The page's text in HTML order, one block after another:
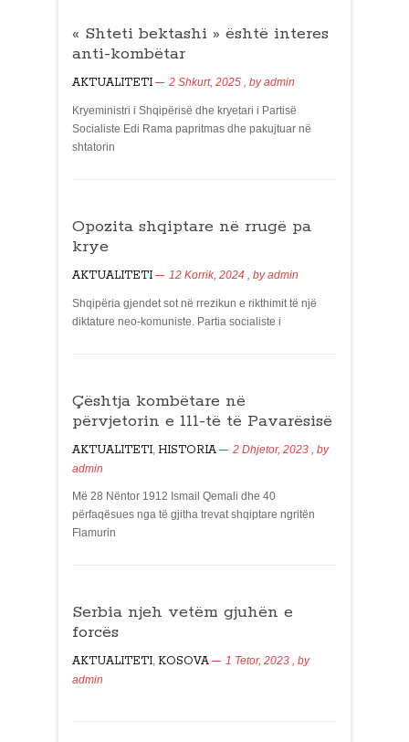
« Shteti bektashi » është interes
anti-kombëtar
AKTUALITETI 2 Shkurt, 2025 , byadmin
Kryeministri i Shqipërisë dhe kryetari i Partisë
Socialiste Edi Rama papritmas dhe pakujtuar në
shtatorin
Opozita shqiptare në rrugë pa
krye
AKTUALITETI 12 Korrik, 2024 , byadmin
Shqipëria gjendet sot në rrezikun e rikthimit të një
diktature neo-komuniste. Partia socialiste i
Çështja kombëtare në
përvjetorin e 111-të të Pavarësisë
AKTUALITETI, HISTORIA 2 Dhjetor, 2023 , by
admin
Më 28 Nëntor 1912 Ismail Qemali dhe 40
përfaqësues nga të gjitha trevat shqiptare ngritën
Flamurin
Serbia njeh vetëm gjuhën e
forcës
AKTUALITETI, KOSOVA 1 Tetor, 2023 , by
admin